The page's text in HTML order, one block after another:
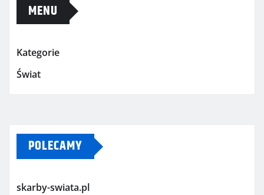
MENU
Kategorie
Świat
POLECAMY
skarby-swiata.pl